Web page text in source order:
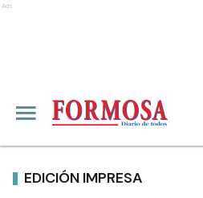
Ads
EDICIÓN IMPRESA